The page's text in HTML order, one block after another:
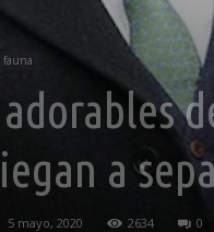
fauna
a
5 mayo, 2020 2634 0